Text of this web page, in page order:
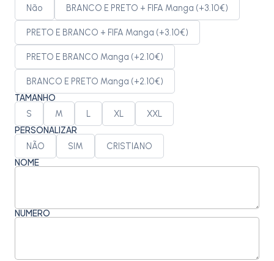
Não BRANCO E PRETO + FIFA Manga (+3.10€)
PRETO E BRANCO + FIFA Manga (+3.10€)
PRETO E BRANCO Manga (+2.10€)
BRANCO E PRETO Manga (+2.10€)
TAMANHO
S M L XL XXL
PERSONALIZAR
NÃO SIM CRISTIANO
NOME
NÚMERO